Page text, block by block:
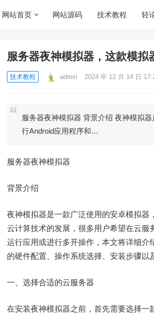
网站首页 网站源码 技术教程 轻
服务器夜神模拟器，这款模拟
技术教程 admin 2024 年 12 月 14 日
服务器夜神模拟器 背景介绍 夜神模拟
行Android应用程序和…
服务器夜神模拟器
背景介绍
夜神模拟器是一款广泛使用的安卓模拟
云计算技术的发展，很多用户希望在云
运行应用或进行多开操作，本文将详细
的硬件配置、操作系统选择、安装步骤以
一、选择合适的云服务器
在安装夜神模拟器之前，首先需要选择